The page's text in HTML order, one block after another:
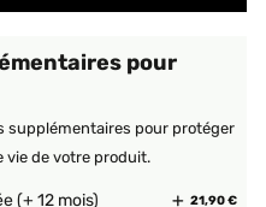
pour
supplémentaires pour protéger
vie de votre produit.
(+ 12 mois) 21,90 €